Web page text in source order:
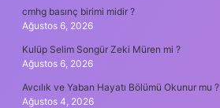
cmhg basınç birimi midir ?
Ağustos 6, 2026
Kulüp Selim Songür Zeki Müren mi ?
Ağustos 6, 2026
Avcılık ve Yaban Hayatı Bölümü Okunur mu ?
Ağustos 4, 2026